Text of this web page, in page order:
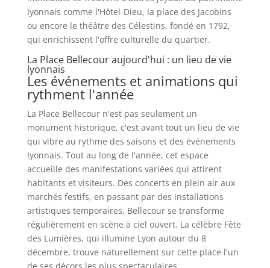
lyonnais comme l'Hôtel-Dieu, la place des Jacobins
ou encore le théâtre des Célestins, fondé en 1792,
qui enrichissent l'offre culturelle du quartier.
La Place Bellecour aujourd'hui : un lieu de vie
lyonnais
Les événements et animations qui
rythment l'année
La Place Bellecour n'est pas seulement un
monument historique, c'est avant tout un lieu de vie
qui vibre au rythme des saisons et des événements
lyonnais. Tout au long de l'année, cet espace
accueille des manifestations variées qui attirent
habitants et visiteurs. Des concerts en plein air aux
marchés festifs, en passant par des installations
artistiques temporaires, Bellecour se transforme
régulièrement en scène à ciel ouvert. La célèbre Fête
des Lumières, qui illumine Lyon autour du 8
décembre, trouve naturellement sur cette place l'un
de ses décors les plus spectaculaires.